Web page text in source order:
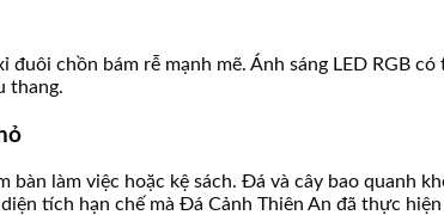
chồn bám rễ mạnh mẽ. Ánh sáng LED RGB
thang.
làm việc hoặc kệ sách. Đá và cây bao quanh
tích hạn chế mà Đá Cảnh Thiên An đã thực